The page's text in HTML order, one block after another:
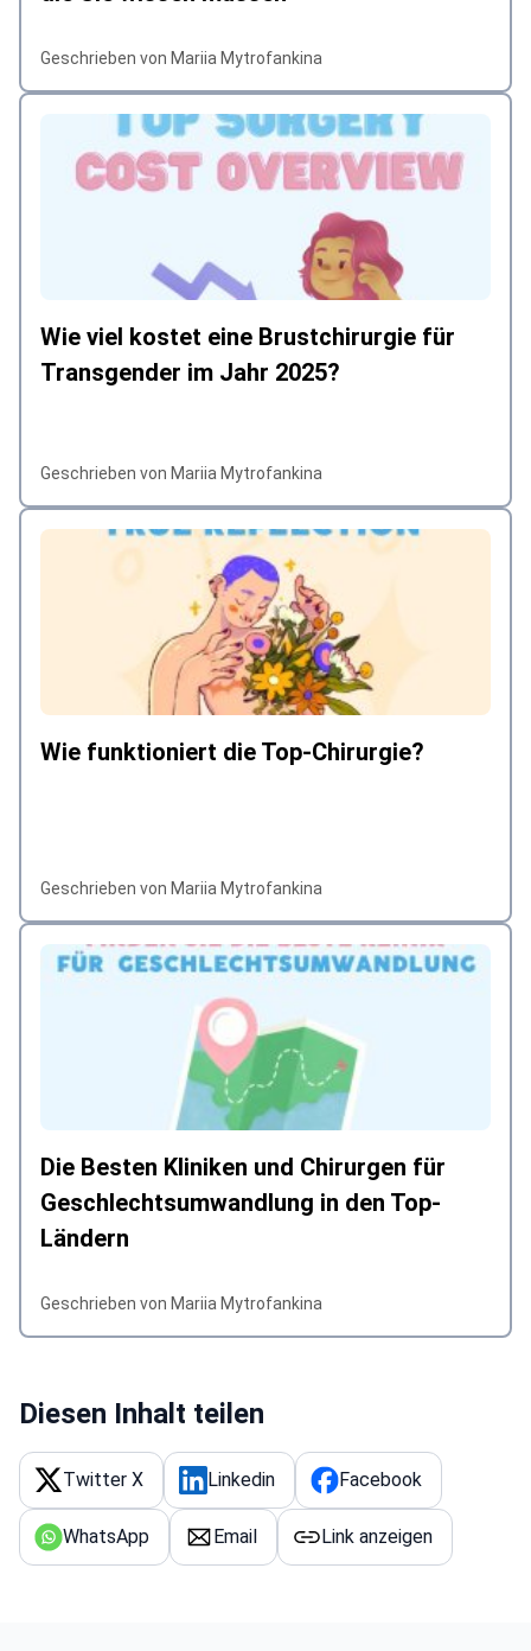
Geschrieben von Mariia Mytrofankina
Wie viel kostet eine Brustchirurgie für
Transgender im Jahr 2025?
Geschrieben von Mariia Mytrofankina
Wie funktioniert die Top-Chirurgie?
Geschrieben von Mariia Mytrofankina
Die Besten Kliniken und Chirurgen für
Geschlechtsumwandlung in den Top-
Ländern
Geschrieben von Mariia Mytrofankina
Diesen Inhalt teilen
Twitter X Linkedin Facebook
WhatsApp Email Link anzeigen